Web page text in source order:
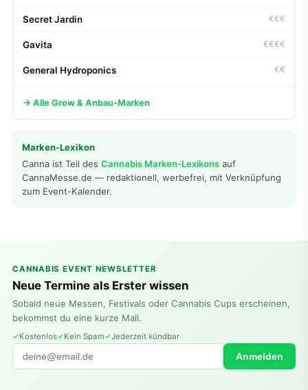
Secret Jardin €€€
Gavita €€€€
General Hydroponics €€
→ Alle Grow & Anbau-Marken
Marken-Lexikon
Canna ist Teil des Cannabis Marken-Lexikons auf
CannaMesse.de — redaktionell, werbefrei, mit Verknüpfung
zum Event-Kalender.
CANNABIS EVENT NEWSLETTER
Neue Termine als Erster wissen
Sobald neue Messen, Festivals oder Cannabis Cups erscheinen,
bekommst du eine kurze Mail.
Kostenlos Kein Spam Jederzeit kündbar
Anmelden